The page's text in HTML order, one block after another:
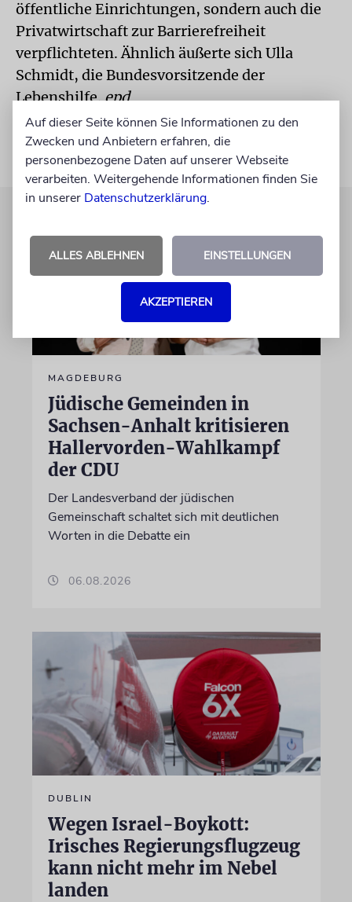
öffentliche Einrichtungen, sondern auch die
Privatwirtschaft zur Barrierefreiheit
verpflichteten. Ähnlich äußerte sich Ulla
Schmidt, die Bundesvorsitzende der
Lebenshilfe.epd
MAGDEBURG
Jüdische Gemeinden in
Sachsen-Anhalt kritisieren
Hallervorden-Wahlkampf
der CDU
Der Landesverband der jüdischen
Gemeinschaft schaltet sich mit deutlichen
Worten in die Debatte ein
06.08.2026
DUBLIN
Wegen Israel-Boykott:
Irisches Regierungsflugzeug
kann nicht mehr im Nebel
landen
Auf dieser Seite können Sie Informationen zu den
Zwecken und Anbietern erfahren, die
personenbezogene Daten auf unserer Webseite
verarbeiten. Weitergehende Informationen finden Sie
in unserer Datenschutzerklärung.
ALLES ABLEHNEN EINSTELLUNGEN
AKZEPTIEREN